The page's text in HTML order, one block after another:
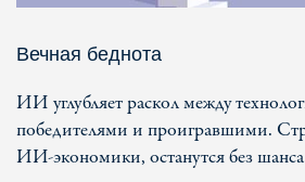
Вечная беднота
ИИ углубляет раскол между
победителями и проигравшими.
ИИ-экономики, останутся без шанса